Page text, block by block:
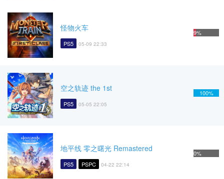
怪物火车
PS5 05-09 22:33
9%
空之轨迹 the 1st
PS5 05-05 22:05
100%
地平线 零之曙光 Remastered
PS5 PSPC 04-22 22:14
0%